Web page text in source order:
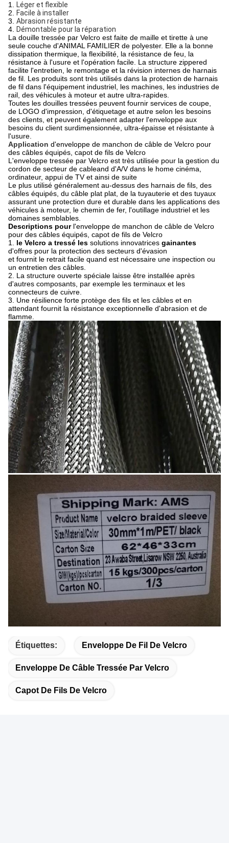
1.
Léger et flexible
2.
Facile à installer
3. Abrasion résistante
4.
Démontable pour la réparation
La douille tressée par Velcro est faite de maille et tirette à une
seule couche d'ANIMAL FAMILIER de polyester. Elle a la bonne
dissipation thermique, la flexibilité, la résistance de feu, la
résistance à l'usure et l'opération facile. La structure zippered
facilite l'entretien, le remontage et la révision internes de harnais
de fil. Les produits sont très utilisés dans la protection de harnais
de fil dans l'équipement industriel, les machines, les industries de
rail, des véhicules à moteur et autre ultra-rapides.
Toutes les douilles tressées peuvent fournir services de coupe,
de LOGO d'impression, d'étiquetage et autre selon les besoins
des clients, et peuvent également adapter l'enveloppe aux
besoins du client surdimensionnée, ultra-épaisse et résistante à
l'usure.
Application d'enveloppe de manchon de câble de Velcro pour
des câbles équipés, capot de fils de Velcro
L'enveloppe tressée par Velcro est très utilisée pour la gestion du
cordon de secteur de cableand d'A/V dans le home cinéma,
ordinateur, appui de TV et ainsi de suite
Le plus utilisé généralement au-dessus des harnais de fils, des
câbles équipés, du câble plat plat, de la tuyauterie et des tuyaux
assurant une protection dure et durable dans les applications des
véhicules à moteur, le chemin de fer, l'outillage industriel et les
domaines semblables.
Descriptions pourl'enveloppe de manchon de câble de Velcro
pour des câbles équipés, capot de fils de Velcro
1. le Velcro a tressé les solutions innovatrices gainantes
d'offres pour la protection des secteurs d'évasion
et fournit le retrait facile quand est nécessaire une inspection ou
un entretien des câbles.
2. La structure ouverte spéciale laisse être installée après
d'autres composants, par exemple les terminaux et les
connecteurs de cuivre.
3. Une résilience forte protège des fils et les câbles et en
attendant fournit la résistance exceptionnelle d'abrasion et de
flamme.
Étiquettes: Enveloppe De Fil De Velcro
Enveloppe De Câble Tressée Par Velcro
Capot De Fils De Velcro